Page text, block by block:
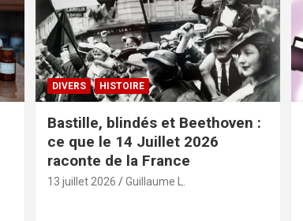
DIVERS HISTOIRE
Bastille, blindés et Beethoven :
ce que le 14 Juillet 2026
raconte de la France
13 juillet 2026 Guillaume L.